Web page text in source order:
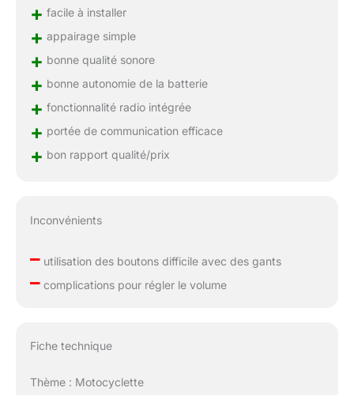
+ facile à installer
+ appairage simple
+ bonne qualité sonore
+ bonne autonomie de la batterie
+ fonctionnalité radio intégrée
+ portée de communication efficace
+ bon rapport qualité/prix
Inconvénients
–utilisation des boutons difficile avec des gants
–complications pour régler le volume
Fiche technique
Thème : Motocyclette